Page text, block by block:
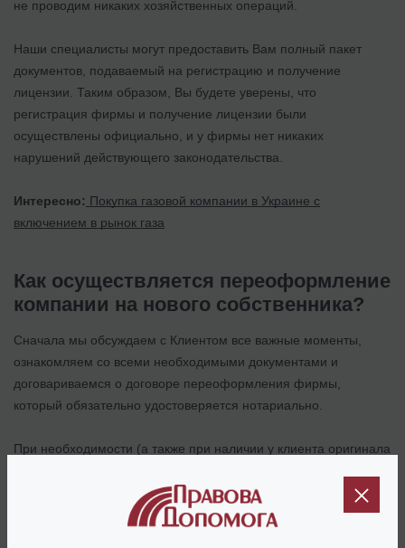
не проводим никаких хозяйственных операций.
Наши специалисты могут предоставить Вам полный пакет
документов, подаваемый на регистрацию и получение
лицензии. Таким образом, Вы будете уверены, что
регистрация фирмы и получение лицензии были
осуществлены официально, и у фирмы нет никаких
нарушений действующего законодательства.
Интересно: Покупка газовой компании в Украине с
включением в рынок газа
Как осуществляется переоформление
компании на нового собственника?
Сначала мы обсуждаем с Клиентом все важные моменты,
ознакомляем со всеми необходимыми документами и
договариваемся о договоре переоформления фирмы,
который обязательно удостоверяется нотариально.
При необходимости (а также при наличии у клиента оригинала
можно совершить в тот же день. Через 2-3 рабочих дня
информация об изменении участников (учредителей) и